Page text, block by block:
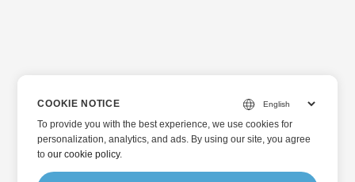
COOKIE NOTICE
To provide you with the best experience, we use cookies for
personalization, analytics, and ads. By using our site, you agree
toour cookie policy.